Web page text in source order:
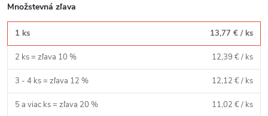
Množstevná zľava
1 ks 13,77 € / ks
2 ks = zľava 10 % 12,39 €/ ks
3 - 4 ks = zľava 12 % 12,12 €/ ks
5 a viac ks = zľava 20 % 11,02 €/ ks